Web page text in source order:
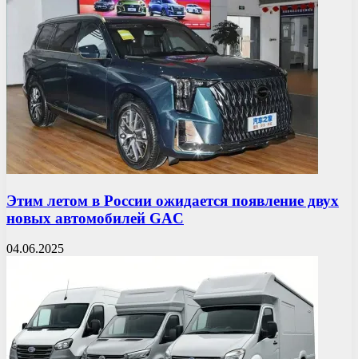
Этим летом в России ожидается появление двух
новых автомобилей GAC
04.06.2025